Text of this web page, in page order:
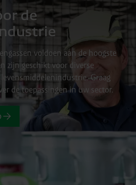
de
voldoen aan de hoogste
zijn geschikt voor diverse
Graag
de toepassingen in uw sector.